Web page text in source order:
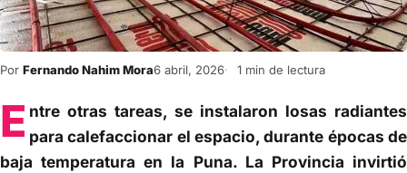
Por Fernando Nahim Mora6 abril, 2026 1 min de lectura
E ntre otras tareas, se instalaron losas radiantes
para calefaccionar el espacio, durante épocas de
baja temperatura en la Puna. La Provincia invirtió